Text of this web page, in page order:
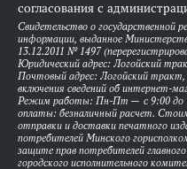
согласования с
Свидетельство о государственной
информации, выданное
13.12.2011 № 1497
Юридический адрес: Логойский
Почтовый адрес: Логойский
включения сведений об интернет-
Режим работы: Пн-Пт — с 9:00 до
оплаты: безналичный расчет.
отправки и доставки печатного
потребителей Минского
защите прав потребителей
городского исполнительного